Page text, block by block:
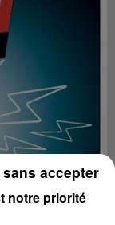
notre priorité
accepter